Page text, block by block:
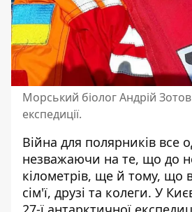
Морський біолог Андрій
експедиції.
Війна для полярників все
незважаючи на те, що до
кілометрів, ще й тому, що в
сім'ї, друзі та колеги. У